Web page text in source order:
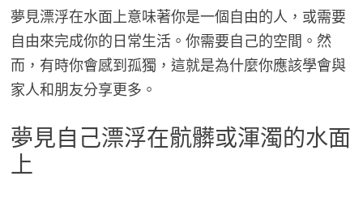
夢見漂浮在水面上意味著你是一個自由的人，或需要
自由來完成你的日常生活。你需要自己的空間。然
而，有時你會感到孤獨，這就是為什麼你應該學會與
家人和朋友分享更多。
夢見自己漂浮在骯髒或渾濁的水面
上